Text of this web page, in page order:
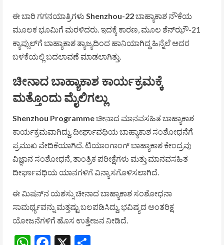
ಈ ಬಾರಿ ಗಗನಯಾತ್ರಿಗಳು Shenzhou-22ಬಾಹ್ಯಾಕಾಶ ನೌಕೆಯ
ಮೂಲಕ ಭೂಮಿಗೆ ಮರಳಿದರು. ಇದಕ್ಕೆ ಕಾರಣ, ಮೂಲ ಶೆನ್‌ಝೌ-21
ಕ್ಯಾಪ್ಸುಲ್‌ಗೆ ಬಾಹ್ಯಾಕಾಶ ತ್ಯಾಜ್ಯದಿಂದ ಹಾನಿಯಾಗಿದ್ದ ಹಿನ್ನೆಲೆ ಅದರ
ಬಳಕೆಯಲ್ಲಿ ಬದಲಾವಣೆ ಮಾಡಲಾಗಿತ್ತು.
ಚೀನಾದ ಬಾಹ್ಯಾಕಾಶ ಕಾರ್ಯಕ್ರಮಕ್ಕೆ
ಮತ್ತೊಂದು ಮೈಲಿಗಲ್ಲು
Shenzhou Programmeಚೀನಾದ ಮಾನವಸಹಿತ ಬಾಹ್ಯಾಕಾಶ
ಕಾರ್ಯಕ್ರಮವಾಗಿದ್ದು, ದೀರ್ಘಾವಧಿಯ ಬಾಹ್ಯಾಕಾಶ ಸಂಶೋಧನೆಗೆ
ಪ್ರಮುಖ ವೇದಿಕೆಯಾಗಿದೆ. ಟಿಯಾಂಗಾಂಗ್ ಬಾಹ್ಯಾಕಾಶ ಕೇಂದ್ರವು
ವಿಜ್ಞಾನ ಸಂಶೋಧನೆ, ತಾಂತ್ರಿಕ ಪರೀಕ್ಷೆಗಳು ಮತ್ತು ಮಾನವಸಹಿತ
ದೀರ್ಘಾವಧಿಯ ಯಾನಗಳಿಗೆ ವಿನ್ಯಾಸಗೊಳಿಸಲಾಗಿದೆ.
ಈ ಮಿಷನ್‌ನ ಯಶಸ್ಸು ಚೀನಾದ ಬಾಹ್ಯಾಕಾಶ ಸಂಶೋಧನಾ
ಸಾಮರ್ಥ್ಯವನ್ನು ಮತ್ತಷ್ಟು ಬಲಪಡಿಸಿದ್ದು, ಭವಿಷ್ಯದ ಅಂತರಿಕ್ಷ
ಯೋಜನೆಗಳಿಗೆ ಹೊಸ ಉತ್ತೇಜನ ನೀಡಿದೆ.